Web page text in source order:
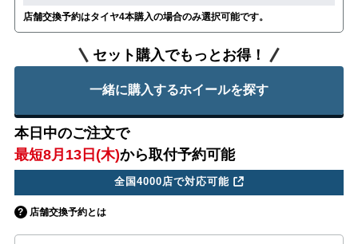
店舗交換予約はタイヤ4本購入の場合のみ選択可能です。
セット購入でもっとお得！
一緒に購入するホイールを探す
本日中のご注文で
最短8月13日(木)から取付予約可能
全国4000店で対応可能
店舗交換予約とは